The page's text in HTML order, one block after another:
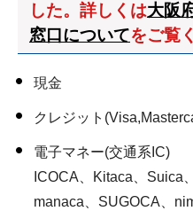
した。詳しくは大阪
窓口についてをご覧
現金
クレジット
電子マネー(交通系IC)
ICOCA、Kitaca、Suica
manaca、SUGOCA、